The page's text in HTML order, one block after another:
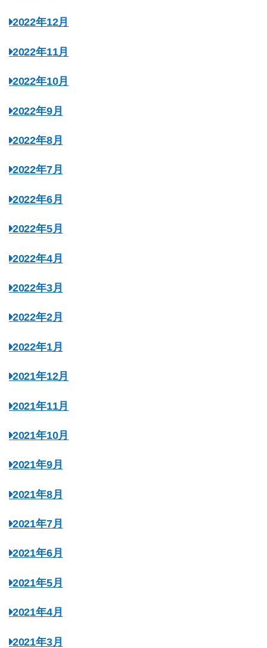
2022年12月
2022年11月
2022年10月
2022年9月
2022年8月
2022年7月
2022年6月
2022年5月
2022年4月
2022年3月
2022年2月
2022年1月
2021年12月
2021年11月
2021年10月
2021年9月
2021年8月
2021年7月
2021年6月
2021年5月
2021年4月
2021年3月